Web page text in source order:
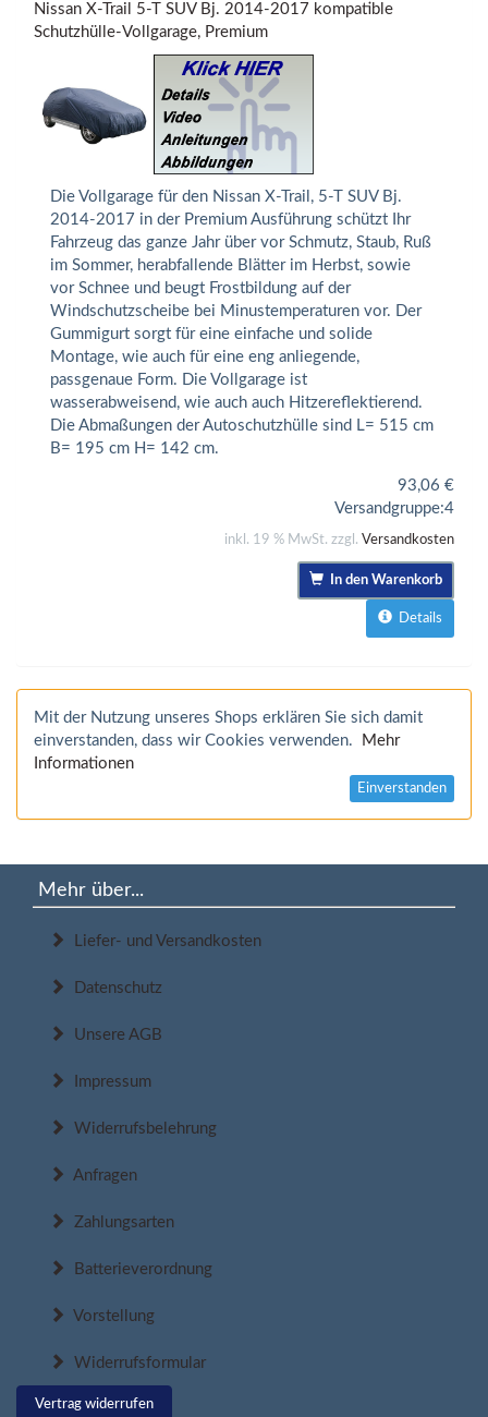
Nissan X-Trail 5-T SUV Bj. 2014-2017 kompatible
Schutzhülle-Vollgarage, Premium
Die Vollgarage für den Nissan X-Trail, 5-T SUV Bj.
2014-2017 in der Premium Ausführung schützt Ihr
Fahrzeug das ganze Jahr über vor Schmutz, Staub, Ruß
im Sommer, herabfallende Blätter im Herbst, sowie
vor Schnee und beugt Frostbildung auf der
Windschutzscheibe bei Minustemperaturen vor. Der
Gummigurt sorgt für eine einfache und solide
Montage, wie auch für eine eng anliegende,
passgenaue Form. Die Vollgarage ist
wasserabweisend, wie auch auch Hitzereflektierend.
Die Abmaßungen der Autoschutzhülle sind L= 515 cm
B= 195 cm H= 142 cm.
93,06 €
Versandgruppe:4
inkl. 19 % MwSt. zzgl. Versandkosten
In den Warenkorb
Details
Mit der Nutzung unseres Shops erklären Sie sich damit
einverstanden, dass wir Cookies verwenden.
Mehr
Informationen
Einverstanden
Mehr über...
Liefer- und Versandkosten
Datenschutz
Unsere AGB
Impressum
Widerrufsbelehrung
Anfragen
Zahlungsarten
Batterieverordnung
Vorstellung
Widerrufsformular
Vertrag widerrufen